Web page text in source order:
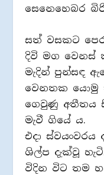
සෙනෙහෙබර
සත් වසකට
දිවි මග වෙනස්
මැදින් පුන්සඳ
වෙනතක යොමු
ගෙවුණු අතීතය
මැවී ගියේ ය.
එදා ස්වයංවරය
ශිල්ප දැක්වූ
විදින විට තම